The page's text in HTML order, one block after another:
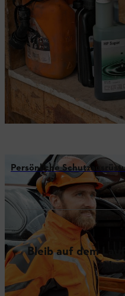
Persönliche
Bleib auf dem